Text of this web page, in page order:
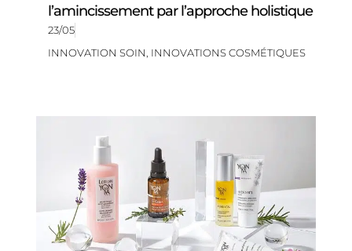
l’amincissement par l’approche holistique
23/05
INNOVATION SOIN INNOVATIONS COSMÉTIQUES